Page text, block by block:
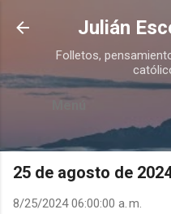
Ir al
Julián
Folletos,
Menú
25 de agosto de
8/25/2024 06:00:00 a. m.